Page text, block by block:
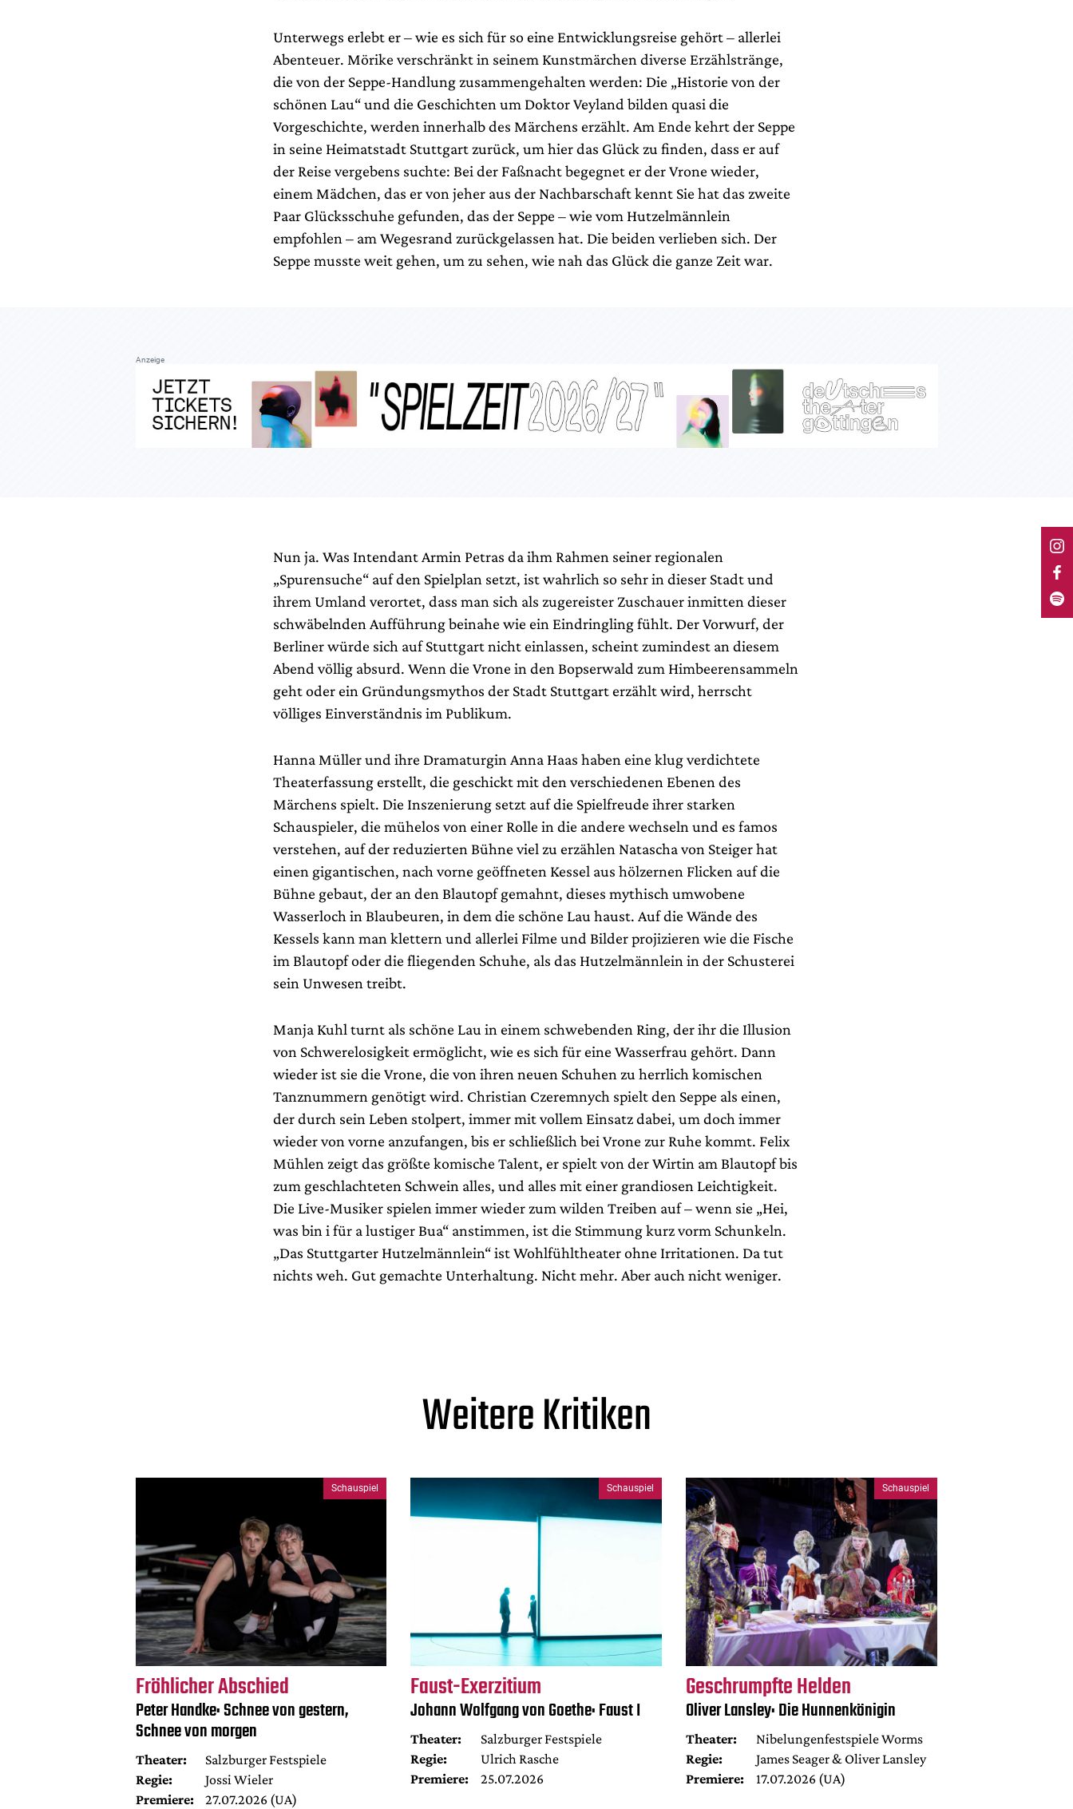
Unterwegs erlebt er – wie es sich für so eine Entwicklungsreise gehört – allerlei
Abenteuer. Mörike verschränkt in seinem Kunstmärchen diverse Erzählstränge,
die von der Seppe-Handlung zusammengehalten werden: Die „Historie von der
schönen Lau“ und die Geschichten um Doktor Veyland bilden quasi die
Vorgeschichte, werden innerhalb des Märchens erzählt. Am Ende kehrt der Seppe
in seine Heimatstadt Stuttgart zurück, um hier das Glück zu finden, dass er auf
der Reise vergebens suchte: Bei der Faßnacht begegnet er der Vrone wieder,
einem Mädchen, das er von jeher aus der Nachbarschaft kennt Sie hat das zweite
Paar Glücksschuhe gefunden, das der Seppe – wie vom Hutzelmännlein
empfohlen – am Wegesrand zurückgelassen hat. Die beiden verlieben sich. Der
Seppe musste weit gehen, um zu sehen, wie nah das Glück die ganze Zeit war.
Anzeige
Nun ja. Was Intendant Armin Petras da ihm Rahmen seiner regionalen
„Spurensuche“ auf den Spielplan setzt, ist wahrlich so sehr in dieser Stadt und
ihrem Umland verortet, dass man sich als zugereister Zuschauer inmitten dieser
schwäbelnden Aufführung beinahe wie ein Eindringling fühlt. Der Vorwurf, der
Berliner würde sich auf Stuttgart nicht einlassen, scheint zumindest an diesem
Abend völlig absurd. Wenn die Vrone in den Bopserwald zum Himbeerensammeln
geht oder ein Gründungsmythos der Stadt Stuttgart erzählt wird, herrscht
völliges Einverständnis im Publikum.
Hanna Müller und ihre Dramaturgin Anna Haas haben eine klug verdichtete
Theaterfassung erstellt, die geschickt mit den verschiedenen Ebenen des
Märchens spielt. Die Inszenierung setzt auf die Spielfreude ihrer starken
Schauspieler, die mühelos von einer Rolle in die andere wechseln und es famos
verstehen, auf der reduzierten Bühne viel zu erzählen Natascha von Steiger hat
einen gigantischen, nach vorne geöffneten Kessel aus hölzernen Flicken auf die
Bühne gebaut, der an den Blautopf gemahnt, dieses mythisch umwobene
Wasserloch in Blaubeuren, in dem die schöne Lau haust. Auf die Wände des
Kessels kann man klettern und allerlei Filme und Bilder projizieren wie die Fische
im Blautopf oder die fliegenden Schuhe, als das Hutzelmännlein in der Schusterei
sein Unwesen treibt.
Manja Kuhl turnt als schöne Lau in einem schwebenden Ring, der ihr die Illusion
von Schwerelosigkeit ermöglicht, wie es sich für eine Wasserfrau gehört. Dann
wieder ist sie die Vrone, die von ihren neuen Schuhen zu herrlich komischen
Tanznummern genötigt wird. Christian Czeremnych spielt den Seppe als einen,
der durch sein Leben stolpert, immer mit vollem Einsatz dabei, um doch immer
wieder von vorne anzufangen, bis er schließlich bei Vrone zur Ruhe kommt. Felix
Mühlen zeigt das größte komische Talent, er spielt von der Wirtin am Blautopf bis
zum geschlachteten Schwein alles, und alles mit einer grandiosen Leichtigkeit.
Die Live-Musiker spielen immer wieder zum wilden Treiben auf – wenn sie „Hei,
was bin i für a lustiger Bua“ anstimmen, ist die Stimmung kurz vorm Schunkeln.
„Das Stuttgarter Hutzelmännlein“ ist Wohlfühltheater ohne Irritationen. Da tut
nichts weh. Gut gemachte Unterhaltung. Nicht mehr. Aber auch nicht weniger.
Weitere Kritiken
Schauspiel
Fröhlicher Abschied
Peter Handke: Schnee von gestern,
Schnee von morgen
Theater:
Salzburger Festspiele
Regie:
Jossi Wieler
Premiere:
27.07.2026 (UA)
Schauspiel
Faust-Exerzitium
Johann Wolfgang von Goethe: Faust I
Theater:
Salzburger Festspiele
Regie:
Ulrich Rasche
Premiere:
25.07.2026
Schauspiel
Geschrumpfte Helden
Oliver Lansley: Die Hunnenkönigin
Theater:
Nibelungenfestspiele Worms
Regie:
James Seager & Oliver Lansley
Premiere:
17.07.2026 (UA)